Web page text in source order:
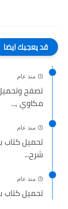
قد يعجبك ايضا
منذ عام
تصفح
مكاوي ,...
منذ عام
تحميل كتاب
شرح...
منذ عام
تحميل كتاب